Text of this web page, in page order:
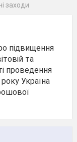
заходи
підвищення
та
проведення
Україна